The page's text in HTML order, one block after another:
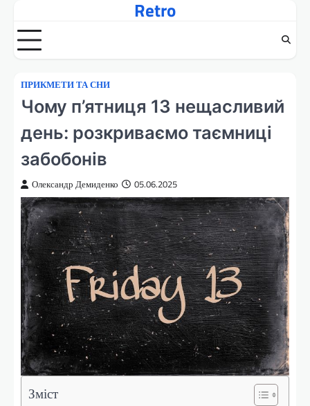
вмісту
Retro
ПРИКМЕТИ ТА СНИ
Чому п’ятниця 13 нещасливий
день: розкриваємо таємниці
забобонів
Олександр Демиденко 05.06.2025
Зміст